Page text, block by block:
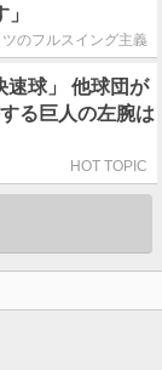
ツのフルスイング主義
速球」 他球団が
る巨人の左腕は
HOT TOPIC